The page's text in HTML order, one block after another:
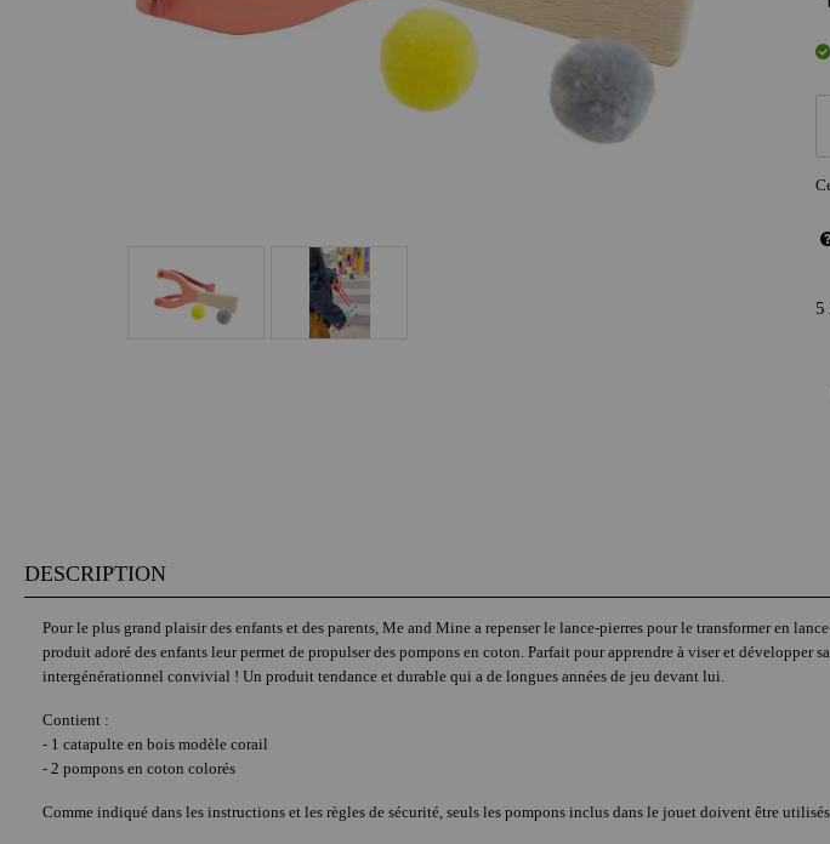
5
DESCRIPTION
Pour le plus grand plaisir des enfants et des parents, Me and Mine a repenser le lance-pierres pour le transformer en
produit adoré des enfants leur permet de propulser des pompons en coton. Parfait pour apprendre à viser et
intergénérationnel convivial ! Un produit tendance et durable qui a de longues années de jeu devant lui.
Contient :
- 1 catapulte en bois modèle corail
- 2 pompons en coton colorés
Comme indiqué dans les instructions et les règles de sécurité, seuls les pompons inclus dans le jouet doivent être